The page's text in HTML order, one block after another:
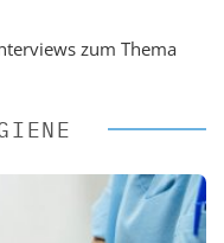
zum Thema